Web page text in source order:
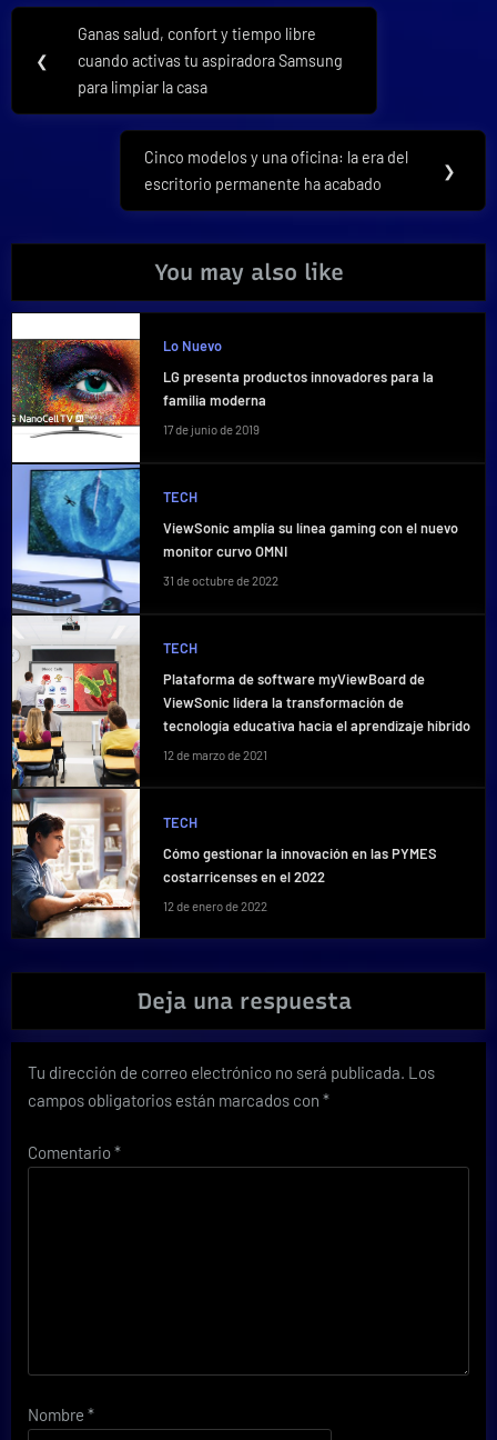
Navegación
de
entradas
❮
Previous
Post:
Ganas salud, confort y tiempo libre
cuando activas tu aspiradora Samsung
para limpiar la casa
Next
Post:
Cinco modelos y una oficina: la era del
escritorio permanente ha acabado
❯
You may also like
Lo Nuevo
LG presenta productos innovadores para la
familia moderna
17 de junio de 2019
TECH
ViewSonic amplía su línea gaming con el nuevo
monitor curvo OMNI
31 de octubre de 2022
TECH
Plataforma de software myViewBoard de
ViewSonic lidera la transformación de
tecnología educativa hacia el aprendizaje híbrido
12 de marzo de 2021
TECH
Cómo gestionar la innovación en las PYMES
costarricenses en el 2022
12 de enero de 2022
Deja una respuesta
Tu dirección de correo electrónico no será publicada. Los
campos obligatorios están marcados con *
Comentario*
Nombre *